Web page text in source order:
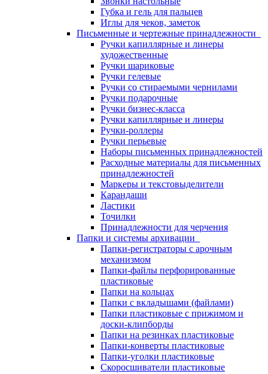
Губка и гель для пальцев
Иглы для чеков, заметок
Письменные и чертежные принадлежности
Ручки капиллярные и линеры
художественные
Ручки шариковые
Ручки гелевые
Ручки со стираемыми чернилами
Ручки подарочные
Ручки бизнес-класса
Ручки капиллярные и линеры
Ручки-роллеры
Ручки перьевые
Наборы письменных принадлежностей
Расходные материалы для письменных
принадлежностей
Маркеры и текстовыделители
Карандаши
Ластики
Точилки
Принадлежности для черчения
Папки и системы архивации
Папки-регистраторы с арочным
механизмом
Папки-файлы перфорированные
пластиковые
Папки на кольцах
Папки с вкладышами (файлами)
Папки пластиковые с прижимом и
доски-клипборды
Папки на резинках пластиковые
Папки-конверты пластиковые
Папки-уголки пластиковые
Скоросшиватели пластиковые